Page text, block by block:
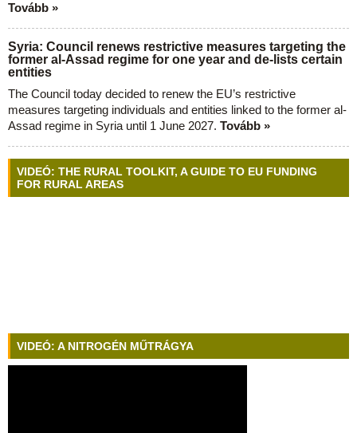
Tovább »
Syria: Council renews restrictive measures targeting the
former al-Assad regime for one year and de-lists certain
entities
The Council today decided to renew the EU’s restrictive
measures targeting individuals and entities linked to the former al-
Assad regime in Syria until 1 June 2027. Tovább »
VIDEÓ: THE RURAL TOOLKIT, A GUIDE TO EU FUNDING
FOR RURAL AREAS
VIDEÓ: A NITROGÉN MŰTRÁGYA